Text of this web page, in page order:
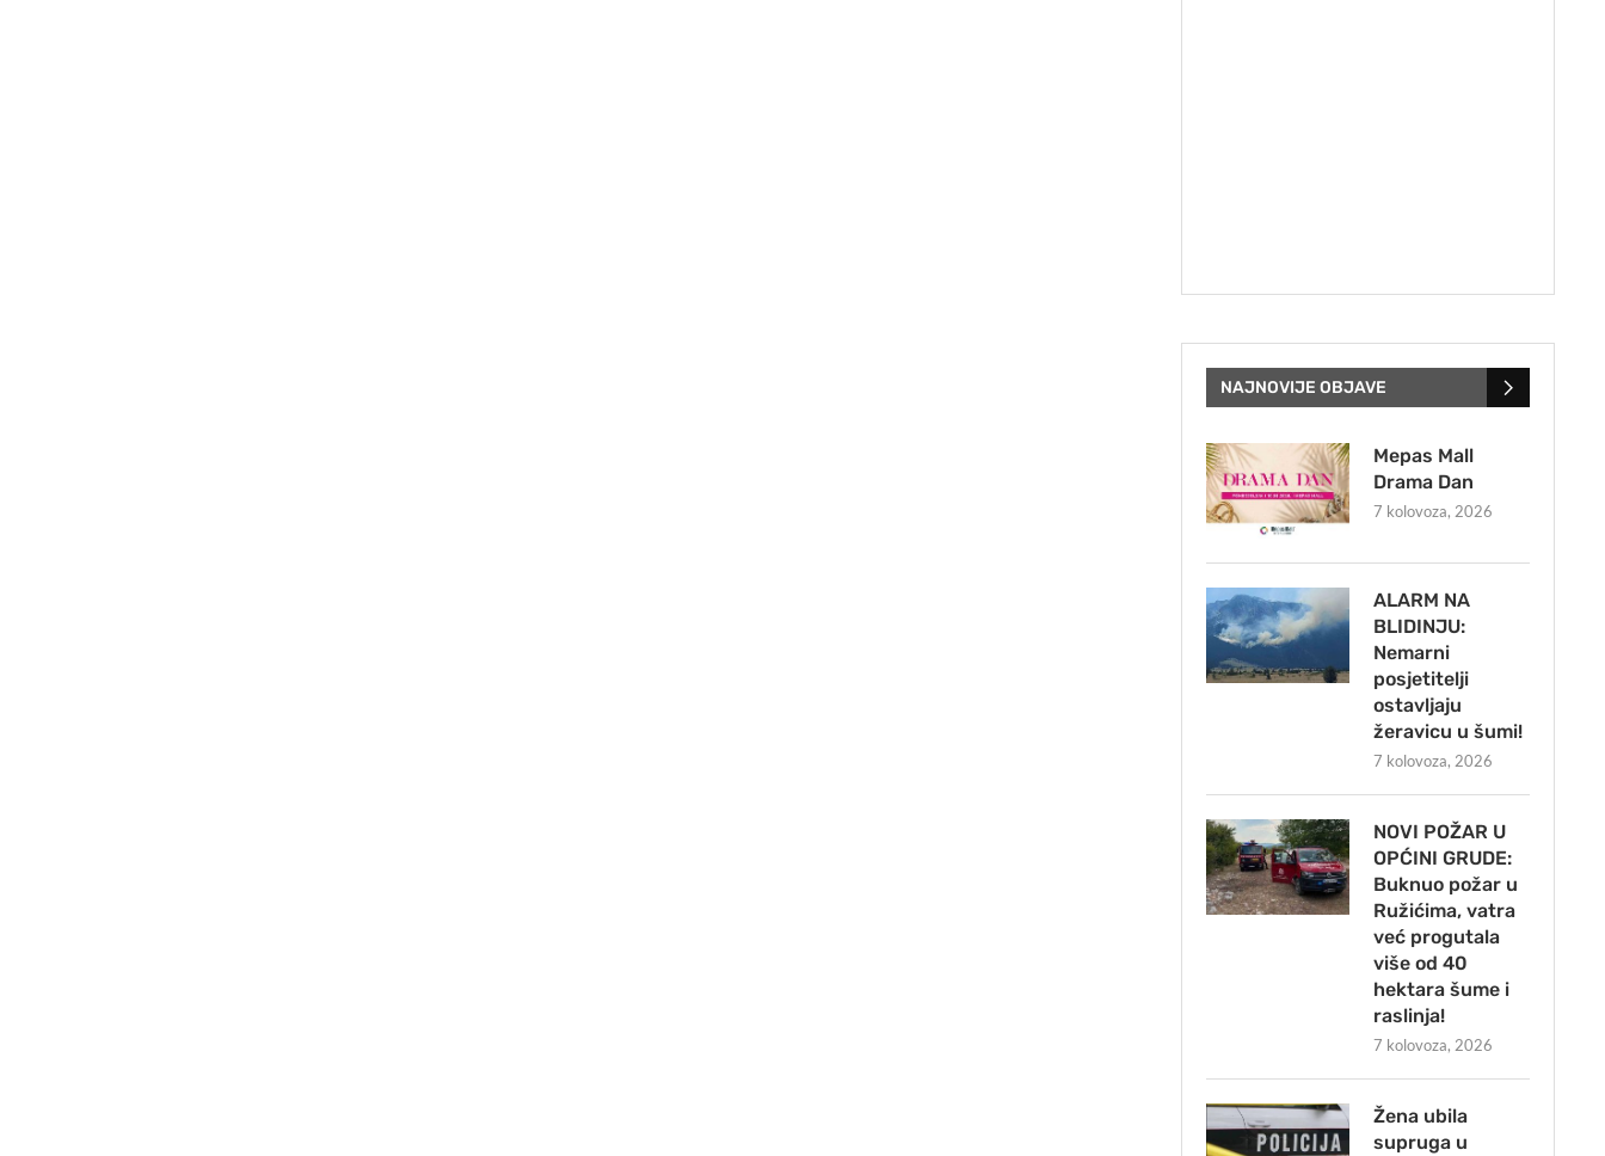
NAJNOVIJE OBJAVE
Mepas Mall
Drama Dan
7 kolovoza, 2026
ALARM NA
BLIDINJU:
Nemarni
posjetitelji
ostavljaju
žeravicu u šumi!
7 kolovoza, 2026
NOVI POŽAR U
OPĆINI GRUDE:
Buknuo požar u
Ružićima, vatra
već progutala
više od 40
hektara šume i
raslinja!
7 kolovoza, 2026
Žena ubila
supruga u